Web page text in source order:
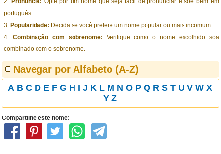
Pronúncia: Opte por um nome que seja fácil de pronunciar e soe bem em
português.
Popularidade: Decida se você prefere um nome popular ou mais incomum.
Combinação com sobrenome: Verifique como o nome escolhido soa
combinado com o sobrenome.
Navegar por Alfabeto (A-Z)
A B C D E F G H I J K L M N O P Q R S T U V W X
Y Z
Compartilhe este nome: